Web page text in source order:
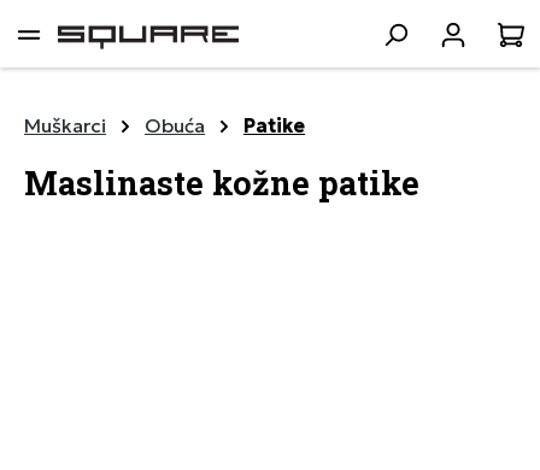
sadržaj
Muškarci Obuća Patike
Maslinaste kožne patike